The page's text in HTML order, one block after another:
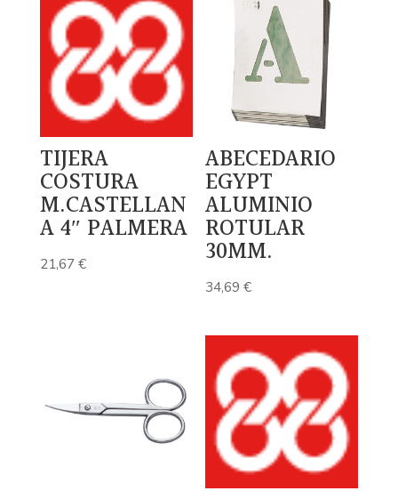
TIJERA
COSTURA
M.CASTELLAN
A 4″ PALMERA
21,67€
ABECEDARIO
EGYPT
ALUMINIO
ROTULAR
30MM.
34,69€